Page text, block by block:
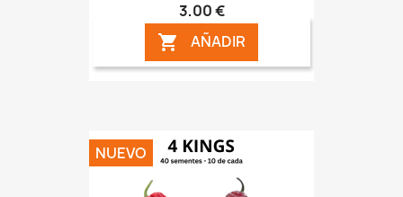
3,00 €
 AÑADIR
NUEVO